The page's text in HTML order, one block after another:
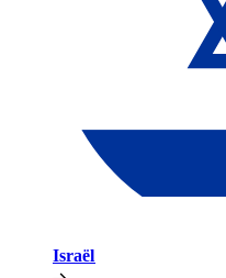
Israël​​